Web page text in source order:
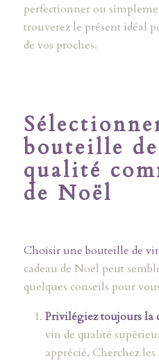
perfectionner ou
trouverez le présent idéal
de vos proches.
bouteille
qualité
de Noël
Choisir une bouteille de
cadeau de Noël peut
quelques conseils pour
Privilégiez toujours la
vin de qualité
apprécié. Cherchez